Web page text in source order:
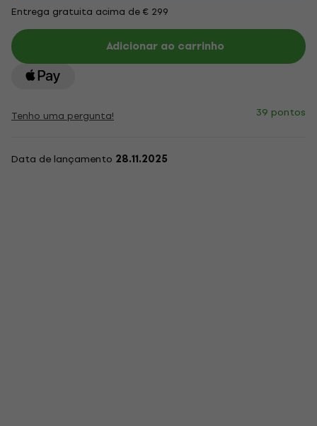
Entrega gratuita acima de € 299
Adicionar ao carrinho
Tenho uma pergunta! 39 pontos
Data de lançamento 28.11.2025